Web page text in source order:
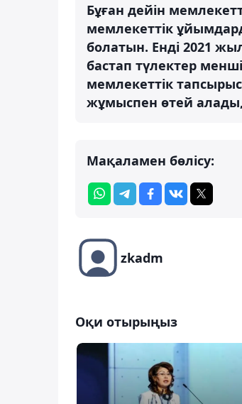
Бұған дейін
мемлекеттік
болатын. Енді 2021
бастап түлектер
мемлекеттік
жұмыспен өтей алады,
Мақаламен бөлісу:
zkadm
Оқи отырыңыз